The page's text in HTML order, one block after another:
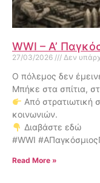
WWI – Α’
27/03/2026 Δεν
Ο πόλεμος δεν
Μπήκε στα σπίτια,
Από στρατιωτική
κοινωνιών.
Διαβάστε εδώ
#WWI
Read More »